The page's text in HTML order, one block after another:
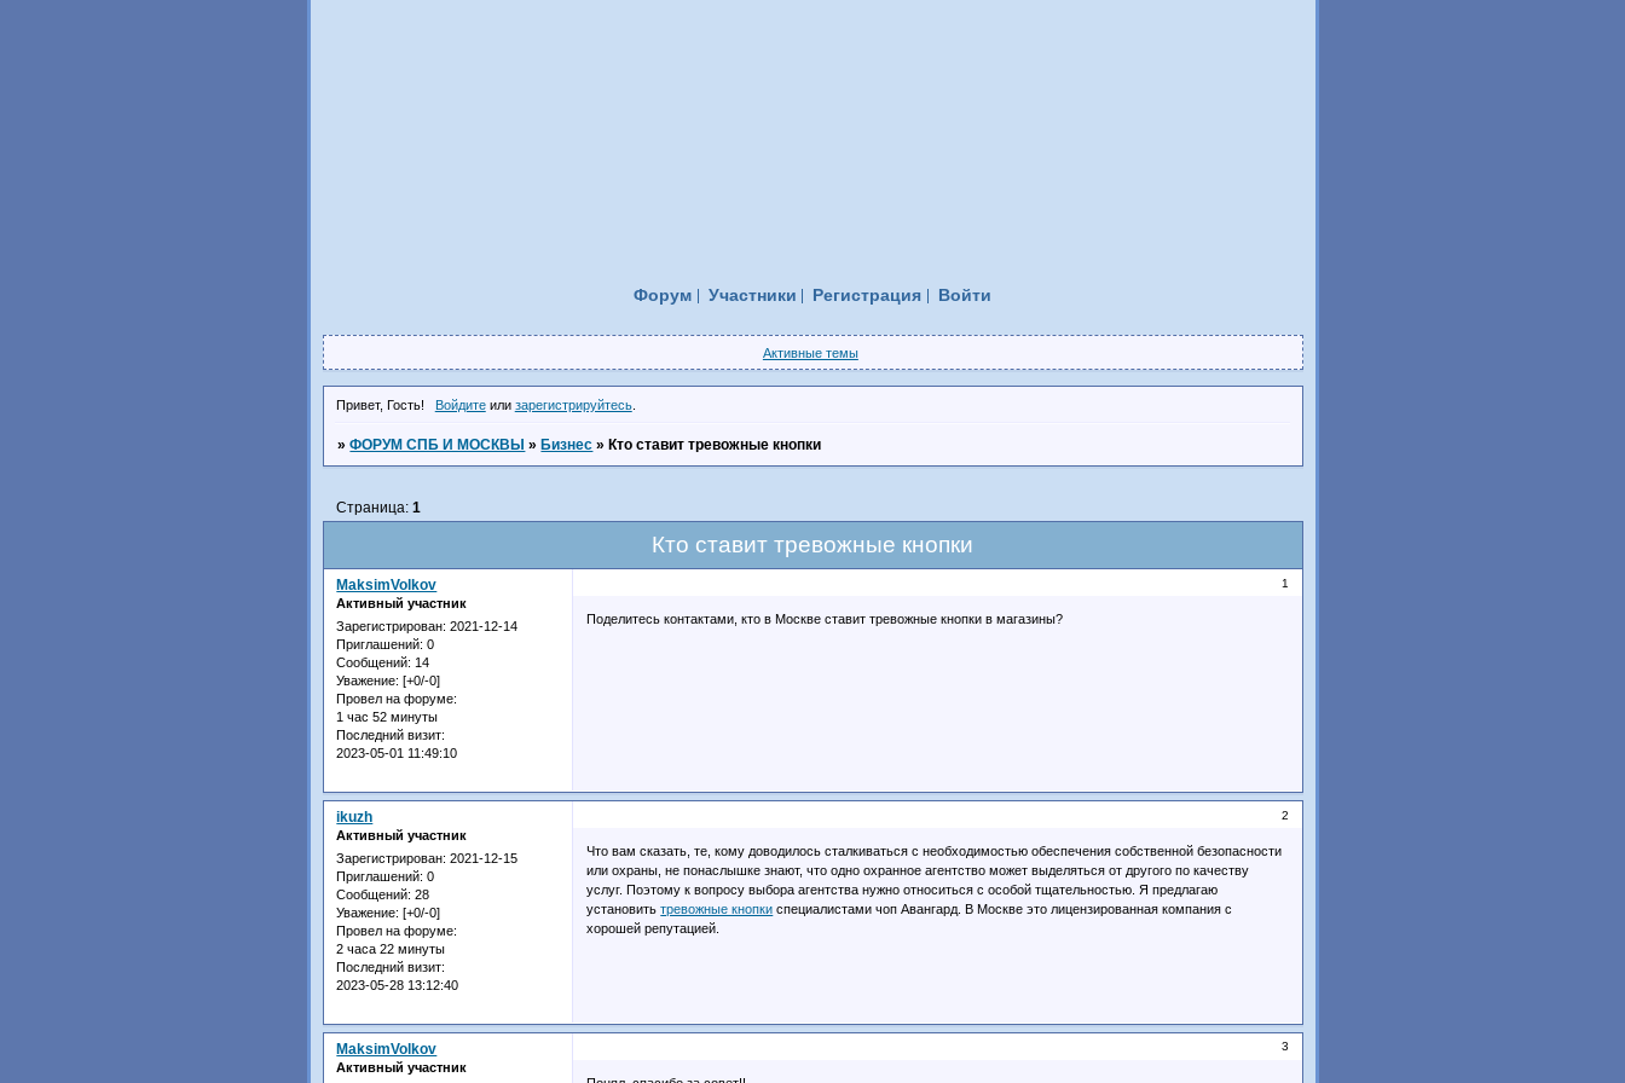
Форум Участники Регистрация Войти
Активные темы
Привет, Гость! Войдитеили зарегистрируйтесь.
»ФОРУМ СПБ И МОСКВЫ » Бизнес » Кто ставит тревожные кнопки
Кто ставит тревожные кнопки
Страница:1
1
MaksimVolkov
Активный участник
Зарегистрирован: 2021-12-14
Приглашений: 0
Сообщений: 14
Уважение: [+0/-0]
Провел на форуме:
1 час 52 минуты
Последний визит:
2023-05-01 11:49:10
Поделитесь контактами, кто в Москве ставит тревожные кнопки в магазины?
2
ikuzh
Активный участник
Зарегистрирован: 2021-12-15
Приглашений: 0
Сообщений: 28
Уважение: [+0/-0]
Провел на форуме:
2 часа 22 минуты
Последний визит:
2023-05-28 13:12:40
Что вам сказать, те, кому доводилось сталкиваться с необходимостью обеспечения собственной безопасности
или охраны, не понаслышке знают, что одно охранное агентство может выделяться от другого по качеству
услуг. Поэтому к вопросу выбора агентства нужно относиться с особой тщательностью. Я предлагаю
установитьтревожные кнопки специалистами чоп Авангард. В Москве это лицензированная компания с
хорошей репутацией.
3
MaksimVolkov
Активный участник